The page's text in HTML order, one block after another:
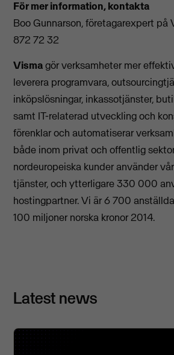
För mer information, kontakta
Boo Gunnarson, företagarexpert på
872 72 32
Vismagör verksamheter mer
leverera programvara,
inköpslösningar, inkassotjänster,
samt IT-relaterad utveckling och
förenklar och automatiserar
både inom privat och offentlig
nordeuropeiska kunder använder
tjänster, och ytterligare 330 000
hostingpartner. Vi är 6 700
100 miljoner norska kronor 2014.
Latest news